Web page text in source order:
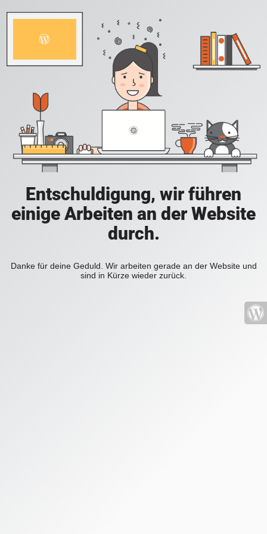
Entschuldigung, wir führen
einige Arbeiten an der Website
durch.
Danke für deine Geduld. Wir arbeiten gerade an der Website und
sind in Kürze wieder zurück.